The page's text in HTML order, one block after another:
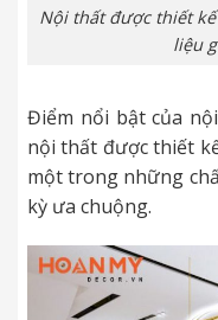
Nội thất được thiết
liệu
Điểm nổi bật của
nội thất được thiết
một trong những
kỳ ưa chuộng.